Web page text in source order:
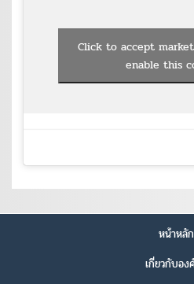
Click to accept
enable this
หน้าหลัก
เกี่ยวกับอง